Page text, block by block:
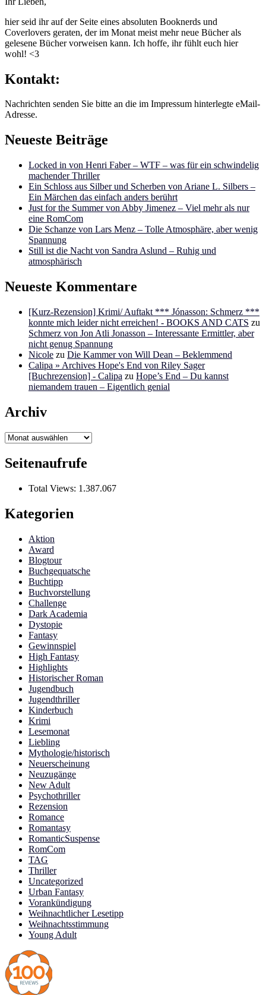
hier seid ihr auf der Seite eines absoluten Booknerds und
Coverlovers geraten, der im Monat meist mehr neue Bücher als
gelesene Bücher vorweisen kann. Ich hoffe, ihr fühlt euch hier
wohl! <3
Kontakt:
Nachrichten senden Sie bitte an die im Impressum hinterlegte eMail-
Adresse.
Neueste Beiträge
Locked in von Henri Faber – WTF – was für ein schwindelig
machender Thriller
Ein Schloss aus Silber und Scherben von Ariane L. Silbers –
Ein Märchen das einfach anders berührt
Just for the Summer von Abby Jimenez – Viel mehr als nur
eine RomCom
Die Schanze von Lars Menz – Tolle Atmosphäre, aber wenig
Spannung
Still ist die Nacht von Sandra Aslund – Ruhig und
atmosphärisch
Neueste Kommentare
[Kurz-Rezension] Krimi/ Auftakt *** Jónasson: Schmerz ***
konnte mich leider nicht erreichen! - BOOKS AND CATS zu
Schmerz von Jon Atli Jonasson – Interessante Ermittler, aber
nicht genug Spannung
Nicole zu Die Kammer von Will Dean – Beklemmend
Calipa » Archives Hope's End von Riley Sager
[Buchrezension] - Calipa zu Hope’s End – Du kannst
niemandem trauen – Eigentlich genial
Archiv
Archiv
Seitenaufrufe
Total Views: 1.387.067
Kategorien
Aktion
Award
Blogtour
Buchgequatsche
Buchtipp
Buchvorstellung
Challenge
Dark Academia
Dystopie
Fantasy
Gewinnspiel
High Fantasy
Highlights
Historischer Roman
Jugendbuch
Jugendthriller
Kinderbuch
Krimi
Lesemonat
Liebling
Mythologie/historisch
Neuerscheinung
Neuzugänge
New Adult
Psychothriller
Rezension
Romance
Romantasy
RomanticSuspense
RomCom
TAG
Thriller
Uncategorized
Urban Fantasy
Vorankündigung
Weihnachtlicher Lesetipp
Weihnachtsstimmung
Young Adult